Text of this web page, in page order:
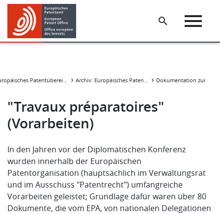
Skip
main
content
Skip
footer
Europäisches Patentübereinkommen Archiv: Europäisches Patentübereinkommen
"Travaux préparatoires"
(Vorarbeiten)
In den Jahren vor der Diplomatischen Konferenz
wurden innerhalb der Europäischen
Patentorganisation (hauptsächlich im Verwaltungsrat
und im Ausschuss "Patentrecht") umfangreiche
Vorarbeiten geleistet; Grundlage dafür waren über 80
Dokumente, die vom EPA, von nationalen Delegationen